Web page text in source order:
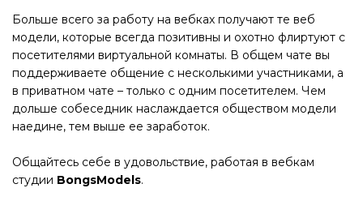
Больше всего за работу на вебках получают те веб
модели, которые всегда позитивны и охотно флиртуют с
посетителями виртуальной комнаты. В общем чате вы
поддерживаете общение с несколькими участниками, а
в приватном чате – только с одним посетителем. Чем
дольше собеседник наслаждается обществом модели
наедине, тем выше ее заработок.
Общайтесь себе в удовольствие, работая в вебкам
студии BongsModels.